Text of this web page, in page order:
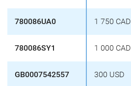
780086UA0 1 750 CAD
780086SY1 1 000 CAD
GB0007542557 300 USD